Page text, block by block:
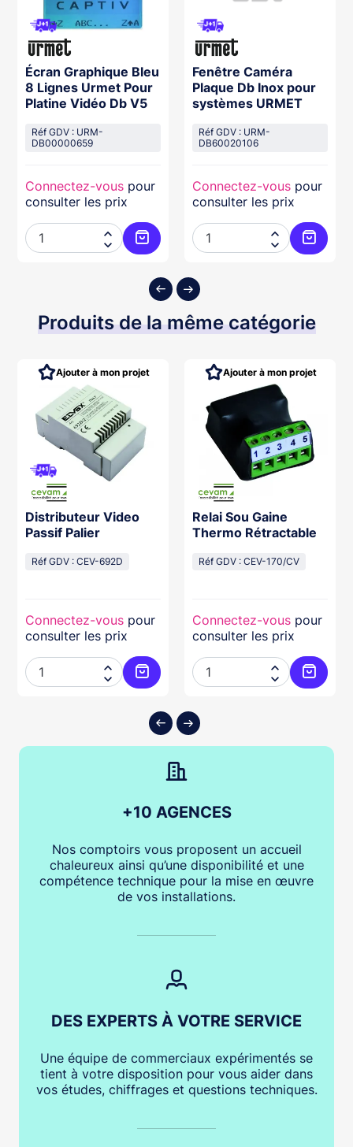
au panier
Écran Graphique Bleu
8 Lignes Urmet Pour
Platine Vidéo Db V5
Réf GDV : URM-
DB00000659
Connectez-vous pour
consulter les prix


Ajouter au panier
Fenêtre Caméra
Plaque Db Inox pour
systèmes URMET
Réf GDV : URM-
DB60020106
Connectez-vous pour
consulter les prix


Produits de la même catégorie
au panier
Distributeur Video
Passif Palier
Réf GDV : CEV-692D
Connectez-vous pour
consulter les prix


Ajouter au panier
Ajouter à mon projet
Relai Sou Gaine
Thermo Rétractable
Réf GDV : CEV-170/CV
Connectez-vous pour
consulter les prix


Ajouter à mon projet
+10 AGENCES
Nos comptoirs vous proposent un accueil
chaleureux ainsi qu’une disponibilité et une
compétence technique pour la mise en œuvre
de vos installations.
DES EXPERTS À VOTRE SERVICE
Une équipe de commerciaux expérimentés se
tient à votre disposition pour vous aider dans
vos études, chiffrages et questions techniques.